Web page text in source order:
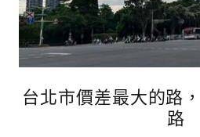
台北市價差最大的路
路